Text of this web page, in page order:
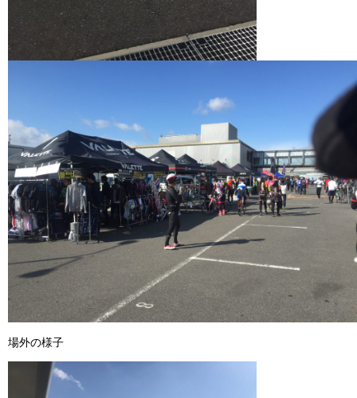
場外の様子